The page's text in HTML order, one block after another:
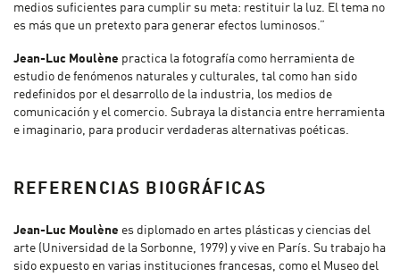
medios suficientes para cumplir su meta: restituir la luz. El tema no
es más que un pretexto para generar efectos luminosos.”
Jean-Luc Moulène practica la fotografía como herramienta de
estudio de fenómenos naturales y culturales, tal como han sido
redefinidos por el desarrollo de la industria, los medios de
comunicación y el comercio. Subraya la distancia entre herramienta
e imaginario, para producir verdaderas alternativas poéticas.
REFERENCIAS BIOGRÁFICAS
Jean-Luc Moulène es diplomado en artes plásticas y ciencias del
arte (Universidad de la Sorbonne, 1979) y vive en París. Su trabajo ha
sido expuesto en varias instituciones francesas, como el Museo del